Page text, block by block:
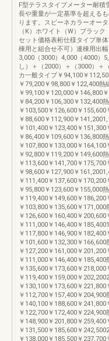
F型テラスタイプメーター耐
長や重量が一定基準を超える
ります。スピーネカラーオー
（K）ホワイト（W）ブラッ
セット価格表桁仕様タイプ単
棟用と組合せ不可）連棟用出幅
3,000（3000）4,000（4000）
し）＋（2000）＋（3000）＋
カ一般タイプ￥94,100￥
￥79,200￥98,800￥122,400熱
￥99,100￥120,000￥146,800
￥84,200￥106,300￥132,400
￥103,500￥126,600￥155,600
￥88,600￥112,900￥
￥101,400￥123,400￥151,300
￥86,400￥109,600￥136,800
￥107,800￥133,000￥164,100
￥92,800￥119,200￥149,600
￥113,600￥141,700￥175,700
￥98,600￥127,900￥
￥111,400￥137,600￥170,200
￥95,800￥123,600￥155,000
￥119,400￥149,600￥186,200
￥103,800￥135,600￥171,000
￥126,600￥160,400￥200,600
￥111,000￥146,400￥
￥117,800￥146,900￥182,400
￥101,600￥132,300￥
￥127,200￥161,000￥201,200
￥111,000￥146,400￥185,400
￥135,600￥173,600￥218,000
￥119,400￥159,000￥
￥130,100￥173,600￥221,800
￥112,700￥157,400￥
￥140,100￥188,600￥241,800
￥122,700￥172,400￥224,900
￥148,900￥201,800￥259,400
￥131,500￥185,600￥
￥138,000￥185,500￥237,700